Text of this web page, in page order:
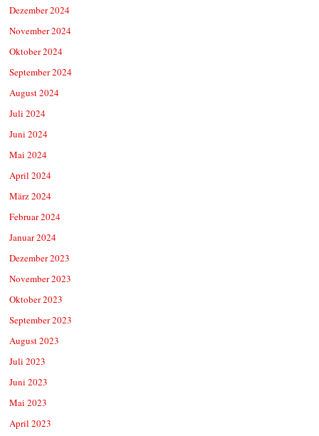
Dezember 2024
November 2024
Oktober 2024
September 2024
August 2024
Juli 2024
Juni 2024
Mai 2024
April 2024
März 2024
Februar 2024
Januar 2024
Dezember 2023
November 2023
Oktober 2023
September 2023
August 2023
Juli 2023
Juni 2023
Mai 2023
April 2023